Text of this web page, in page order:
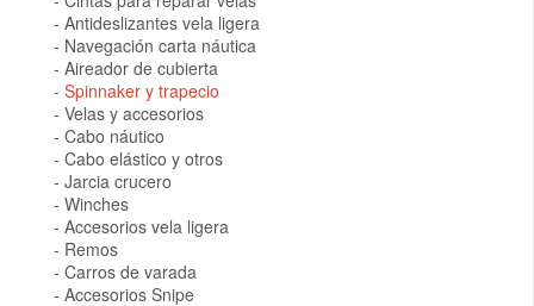
Antideslizantes vela ligera
Navegación carta náutica
Aireador de cubierta
Spinnaker y trapecio
Velas y accesorios
Cabo náutico
Cabo elástico y otros
Jarcia crucero
Winches
Accesorios vela ligera
Remos
Carros de varada
Accesorios Snipe